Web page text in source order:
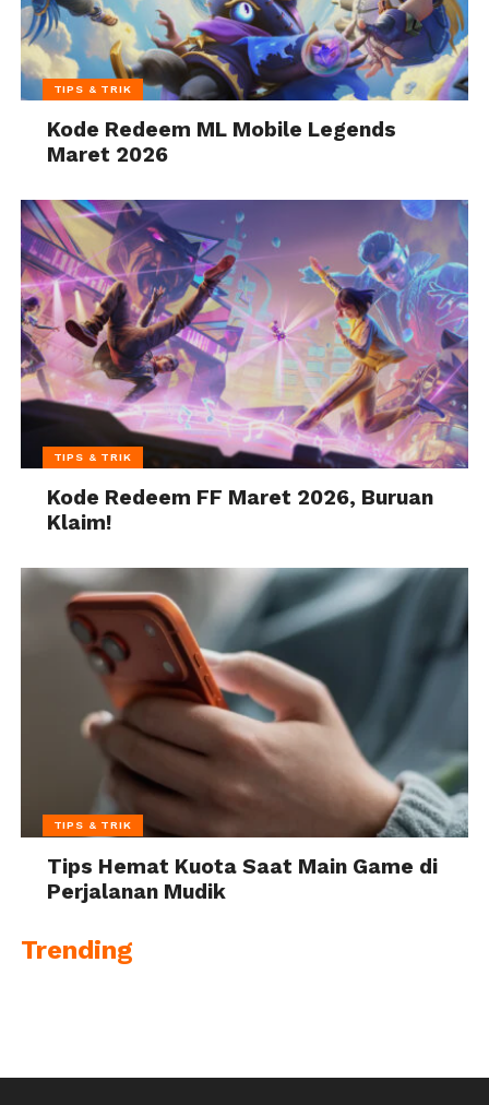
TIPS & TRIK
Kode Redeem ML Mobile Legends
Maret 2026
TIPS & TRIK
Kode Redeem FF Maret 2026, Buruan
Klaim!
TIPS & TRIK
Tips Hemat Kuota Saat Main Game di
Perjalanan Mudik
Trending